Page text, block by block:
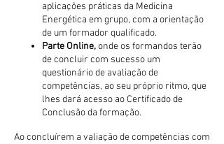
aplicações práticas da Medicina
Energética em grupo, com a orientação
de um formador qualificado.
Parte Online,onde os formandos terão
de concluir com sucesso um
questionário de avaliação de
competências, ao seu próprio ritmo, que
lhes dará acesso ao Certificado de
Conclusão da formação.
Ao concluírem a valiação de competências com